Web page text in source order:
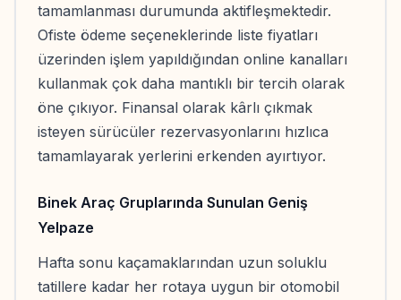
tamamlanması durumunda aktifleşmektedir.
Ofiste ödeme seçeneklerinde liste fiyatları
üzerinden işlem yapıldığından online kanalları
kullanmak çok daha mantıklı bir tercih olarak
öne çıkıyor. Finansal olarak kârlı çıkmak
isteyen sürücüler rezervasyonlarını hızlıca
tamamlayarak yerlerini erkenden ayırtıyor.
Binek Araç Gruplarında Sunulan Geniş
Yelpaze
Hafta sonu kaçamaklarından uzun soluklu
tatillere kadar her rotaya uygun bir otomobil